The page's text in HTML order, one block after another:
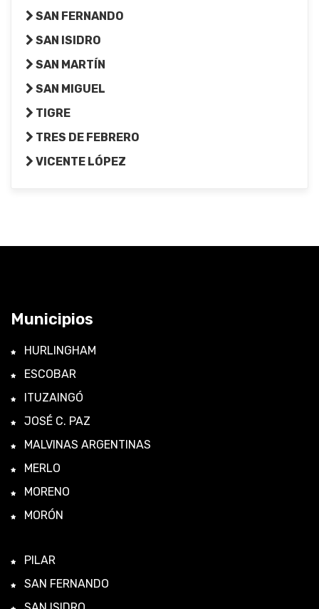
SAN FERNANDO
SAN ISIDRO
SAN MARTÍN
SAN MIGUEL
TIGRE
TRES DE FEBRERO
VICENTE LÓPEZ
Municipios
HURLINGHAM
ESCOBAR
ITUZAINGÓ
JOSÉ C. PAZ
MALVINAS ARGENTINAS
MERLO
MORENO
MORÓN
PILAR
SAN FERNANDO